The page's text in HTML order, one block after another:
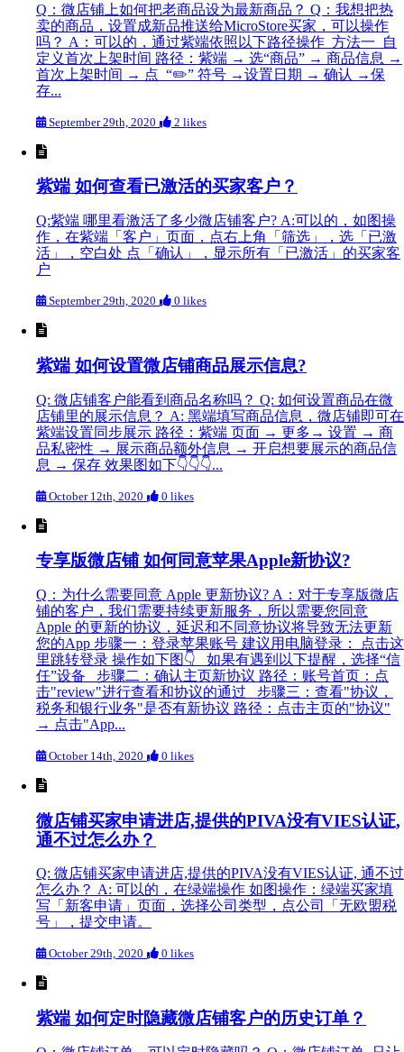
Q：微店铺上如何把老商品设为最新商品？ Q：我想把热
卖的商品，设置成新品推送给MicroStore买家，可以操作
吗？ A：可以的，通过紫端依照以下路径操作 方法一 自
定义首次上架时间 路径：紫端 → 选“商品” → 商品信息 →
首次上架时间 → 点 “✏️” 符号 →设置日期 → 确认 →保
存...
September 29th, 2020 2 likes
紫端 如何查看已激活的买家客户？
Q:紫端 哪里看激活了多少微店铺客户? A:可以的，如图操
作，在紫端「客户」页面，点右上角「筛选」，选「已激
活」，空白处 点「确认」，显示所有「已激活」的买家客
户
September 29th, 2020 0 likes
紫端 如何设置微店铺商品展示信息?
Q: 微店铺客户能看到商品名称吗？ Q: 如何设置商品在微
店铺里的展示信息？ A: 黑端填写商品信息，微店铺即可在
紫端设置同步展示 路径：紫端 页面 → 更多→ 设置 → 商
品私密性 → 展示商品额外信息 → 开启想要展示的商品信
息 → 保存 效果图如下👇👇👇...
October 12th, 2020 0 likes
专享版微店铺 如何同意苹果Apple新协议?
Q：为什么需要同意 Apple 更新协议? A：对于专享版微店
铺的客户，我们需要持续更新服务，所以需要您同意
Apple 的更新的协议，延迟和不同意协议将导致无法更新
您的App 步骤一：登录苹果账号 建议用电脑登录： 点击这
里跳转登录 操作如下图👇 如果有遇到以下提醒，选择“信
任”设备 步骤二：确认主页新协议 路径：账号首页：点
击"review"进行查看和协议的通过 步骤三：查看"协议，
税务和银行业务"是否有新协议 路径：点击主页的"协议"
→ 点击"App...
October 14th, 2020 0 likes
微店铺买家申请进店,提供的PIVA没有VIES认证,
通不过怎么办？
Q: 微店铺买家申请进店,提供的PIVA没有VIES认证, 通不过
怎么办？ A: 可以的，在绿端操作 如图操作：绿端买家填
写「新客申请」页面，选择公司类型，点公司「无欧盟税
号」，提交申请。
October 29th, 2020 0 likes
紫端 如何定时隐藏微店铺客户的历史订单？